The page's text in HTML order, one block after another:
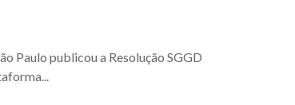
Paulo publicou a Resolução SGGD